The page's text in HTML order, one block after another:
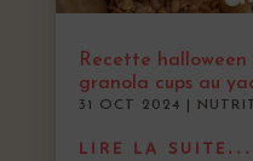
Recette halloween
granola cups au
31 OCT 2024
LIRE LA SUITE...